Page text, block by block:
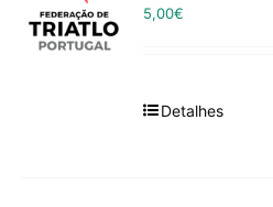
5,00€
Detalhes